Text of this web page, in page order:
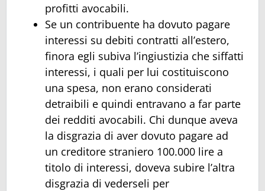
profitti avocabili.
Se un contribuente ha dovuto pagare
interessi su debiti contratti all’estero,
finora egli subiva l’ingiustizia che siffatti
interessi, i quali per lui costituiscono
una spesa, non erano considerati
detraibili e quindi entravano a far parte
dei redditi avocabili. Chi dunque aveva
la disgrazia di aver dovuto pagare ad
un creditore straniero 100.000 lire a
titolo di interessi, doveva subire l’altra
disgrazia di vederseli per